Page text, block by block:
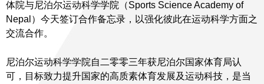
体院与尼泊尔运动科学学院（Sports Science Academy of
Nepal）今天签订合作备忘录，以强化彼此在运动科学方面之
交流合作。
尼泊尔运动科学学院自二零零三年获尼泊尔国家体育局认
可，目标致力提升国家的高质素体育发展及运动科技，是当